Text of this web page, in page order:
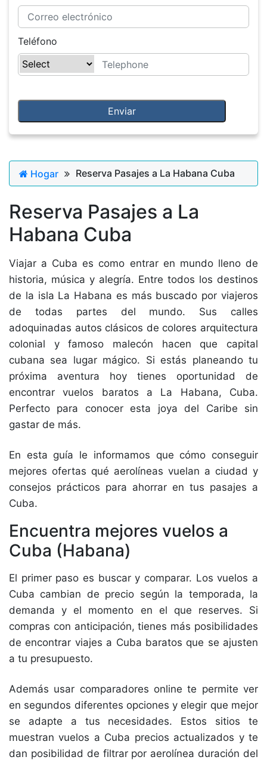
Teléfono
Hogar Reserva Pasajes a La Habana Cuba
Reserva Pasajes a La
Habana Cuba
Viajar a Cuba es como entrar en mundo lleno de
historia, música y alegría. Entre todos los destinos
de la isla La Habana es más buscado por viajeros
de todas partes del mundo. Sus calles
adoquinadas autos clásicos de colores arquitectura
colonial y famoso malecón hacen que capital
cubana sea lugar mágico. Si estás planeando tu
próxima aventura hoy tienes oportunidad de
encontrar vuelos baratos a La Habana, Cuba.
Perfecto para conocer esta joya del Caribe sin
gastar de más.
En esta guía le informamos que cómo conseguir
mejores ofertas qué aerolíneas vuelan a ciudad y
consejos prácticos para ahorrar en tus pasajes a
Cuba.
Encuentra mejores vuelos a
Cuba (Habana)
El primer paso es buscar y comparar. Los vuelos a
Cuba cambian de precio según la temporada, la
demanda y el momento en el que reserves. Si
compras con anticipación, tienes más posibilidades
de encontrar viajes a Cuba baratos que se ajusten
a tu presupuesto.
Además usar comparadores online te permite ver
en segundos diferentes opciones y elegir que mejor
se adapte a tus necesidades. Estos sitios te
muestran vuelos a Cuba precios actualizados y te
dan posibilidad de filtrar por aerolínea duración del